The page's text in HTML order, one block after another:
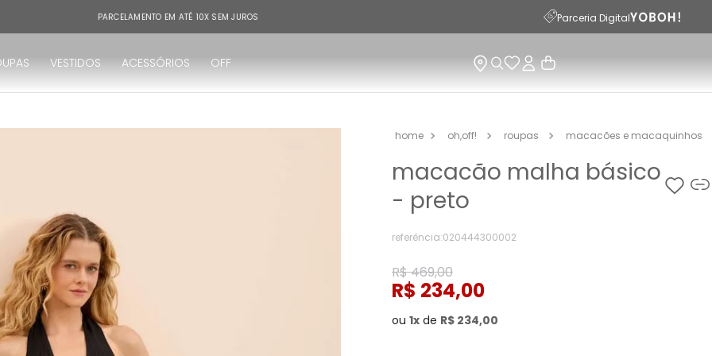
PARCELAMENTO EM ATÉ 10X SEM JUROS Parceria Digital
VESTIDOS ACESSÓRIOS OFF
oh,off! roupas macacões e macaquinhos
macacão malha básico
- preto
referência:020444300002
R$469,00
R$ 234,00
ou 1 de R$ 234,00